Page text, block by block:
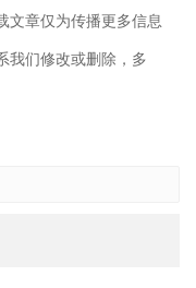
文章仅为传播更多信息
我们修改或删除，多